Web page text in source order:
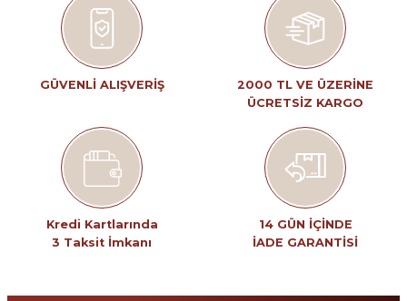
Ürün açıklamasında eksik bilgiler bulunuyor.
Ürün bilgilerinde hatalar bulunuyor.
Ürün fiyatı diğer sitelerden daha pahalı.
Bu ürüne benzer farklı alternatifler olmalı.
GÜVENLİ ALIŞVERİŞ
2000 TL VE ÜZERİNE
ÜCRETSİZ KARGO
Kredi Kartlarında
3 Taksit İmkanı
14 GÜN İÇİNDE
İADE GARANTİSİ